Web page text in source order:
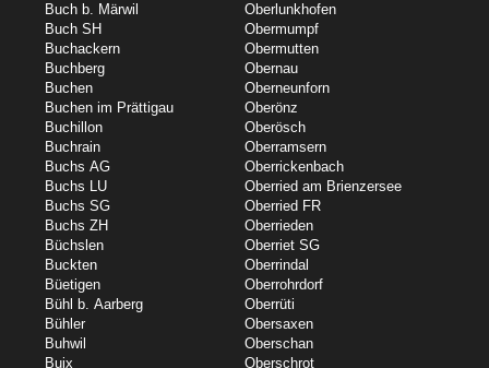
Buch b. Märwil
Buch SH
Buchackern
Buchberg
Buchen
Buchen im Prättigau
Buchillon
Buchrain
Buchs AG
Buchs LU
Buchs SG
Buchs ZH
Büchslen
Buckten
Büetigen
Bühl b. Aarberg
Bühler
Buhwil
Buix
Oberlunkhofen
Obermumpf
Obermutten
Obernau
Oberneunforn
Oberönz
Oberösch
Oberramsern
Oberrickenbach
Oberried am Brienzersee
Oberried FR
Oberrieden
Oberriet SG
Oberrindal
Oberrohrdorf
Oberrüti
Obersaxen
Oberschan
Oberschrot